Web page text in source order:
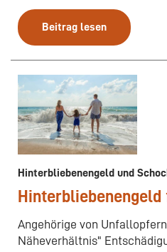
Beitrag lesen
Hinterbliebenengeld und
Angehörige von
Näheverhältnis"